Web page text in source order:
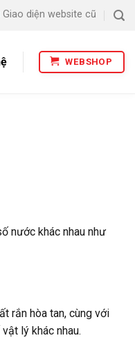
Giao diện website cũ
WEBSHOP
nước khác nhau như
rắn hòa tan, cùng với
lý khác nhau.